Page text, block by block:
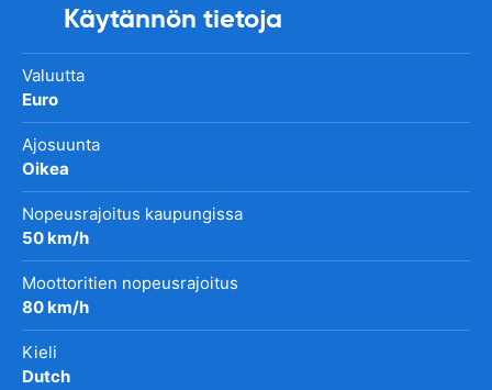
Käytännön tietoja
Valuutta
Euro
Ajosuunta
Oikea
Nopeusrajoitus kaupungissa
50 km/h
Moottoritien nopeusrajoitus
80 km/h
Kieli
Dutch